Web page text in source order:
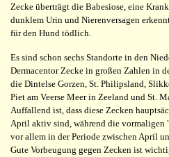
Zecke überträgt die Babesiose, eine
dunklem Urin und Nierenversagen
für den Hund tödlich.
Es sind schon sechs Standorte in den
Dermacentor Zecke in großen Zahlen in
die Dintelse Gorzen, St. Philipsland,
Piet am Veerse Meer in Zeeland und St.
Auffallend ist, dass diese Zecken
April aktiv sind, während die vormaligen
vor allem in der Periode zwischen April
Gute Vorbeugung gegen Zecken ist